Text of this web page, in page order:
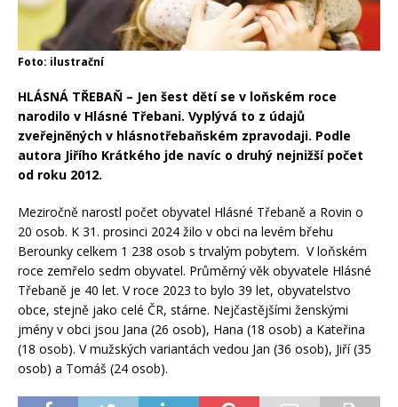
Foto: ilustrační
HLÁSNÁ TŘEBAŇ – Jen šest dětí se v loňském roce
narodilo v Hlásné Třebani. Vyplývá to z údajů
zveřejněných v hlásnotřebaňském zpravodaji. Podle
autora Jiřího Krátkého jde navíc o druhý nejnižší počet
od roku 2012.
Meziročně narostl počet obyvatel Hlásné Třebaně a Rovin o
20 osob. K 31. prosinci 2024 žilo v obci na levém břehu
Berounky celkem 1 238 osob s trvalým pobytem. V loňském
roce zemřelo sedm obyvatel. Průměrný věk obyvatele Hlásné
Třebaně je 40 let. V roce 2023 to bylo 39 let, obyvatelstvo
obce, stejně jako celé ČR, stárne. Nejčastějšími ženskými
jmény v obci jsou Jana (26 osob), Hana (18 osob) a Kateřina
(18 osob). V mužských variantách vedou Jan (36 osob), Jiří (35
osob) a Tomáš (24 osob).